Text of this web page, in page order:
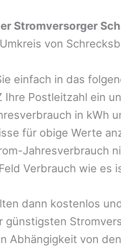
Stromversorger
von
einfach in das
Ihre Postleitzahl ein
in kWh
für obige Werte
Jahresverbrauch
Verbrauch wie es
dann kostenlos
günstigsten
Abhängigkeit von